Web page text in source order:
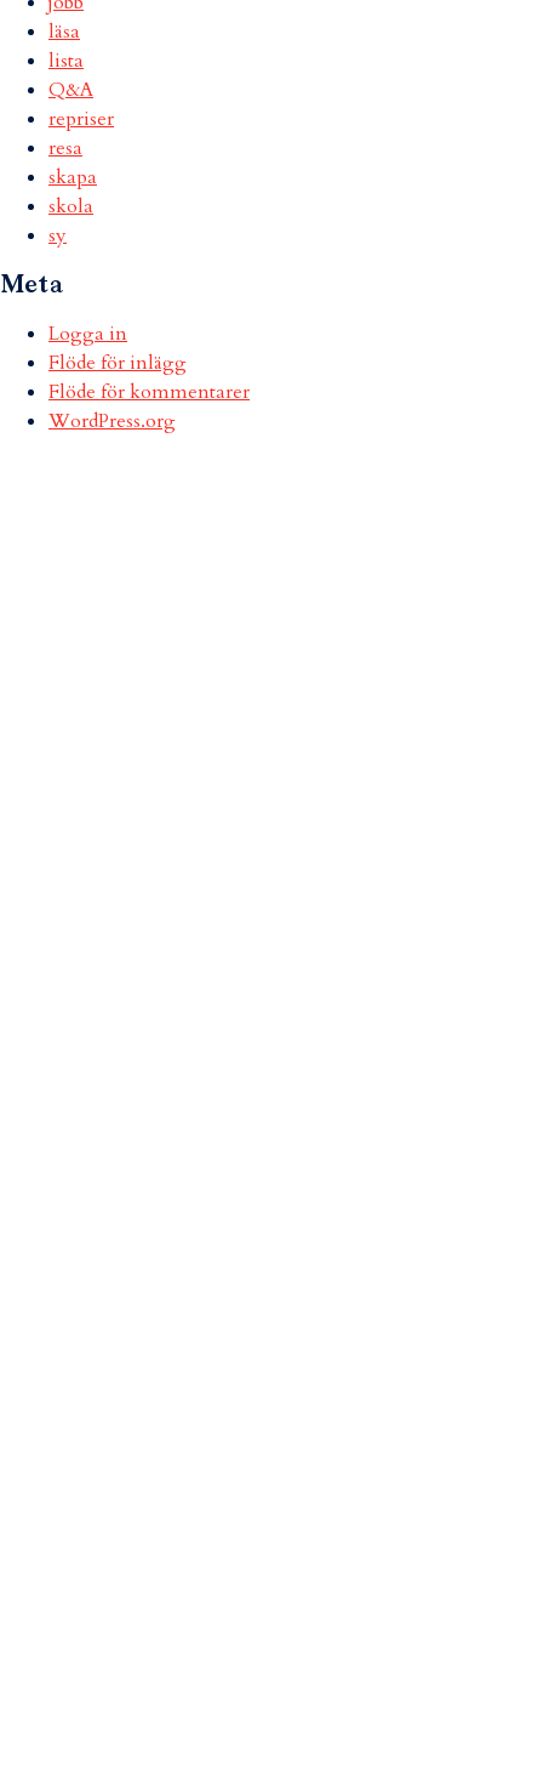
läsa
lista
Q&A
repriser
resa
skapa
skola
sy
Meta
Logga in
Flöde för inlägg
Flöde för kommentarer
WordPress.org